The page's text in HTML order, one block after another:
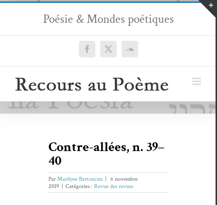
Passer
contenu
Poésie & Mondes poétiques
Facebook
X SoundCloud
Contre-allées, n. 39–
40
ParMarilyne Bertoncini
6 novembre
2019
Catégories : Revue des revues